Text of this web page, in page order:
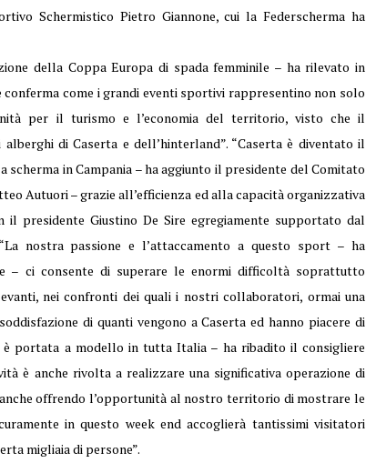
Schermistico Pietro Giannone, cui la Federscherma ha
della Coppa Europa di spada femminile – ha rilevato in
come i grandi eventi sportivi rappresentino non solo
per il turismo e l’economia del territorio, visto che il
di Caserta e dell’hinterland”. “Caserta è diventato il
in Campania – ha aggiunto il presidente del Comitato
Autuori – grazie all’efficienza ed alla capacità organizzativa
presidente Giustino De Sire egregiamente supportato dal
nostra passione e l’attaccamento a questo sport – ha
– ci consente di superare le enormi difficoltà soprattutto
nei confronti dei quali i nostri collaboratori, ormai una
di quanti vengono a Caserta ed hanno piacere di
portata a modello in tutta Italia – ha ribadito il consigliere
è anche rivolta a realizzare una significativa operazione di
offrendo l’opportunità al nostro territorio di mostrare le
in questo week end accoglierà tantissimi visitatori
migliaia di persone”.